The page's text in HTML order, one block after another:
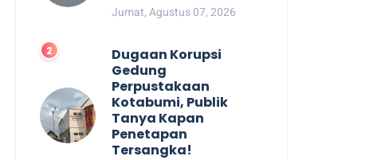
Jumat, Agustus 07, 2026
Dugaan Korupsi
Gedung
Perpustakaan
Kotabumi, Publik
Tanya Kapan
Penetapan
Tersangka!